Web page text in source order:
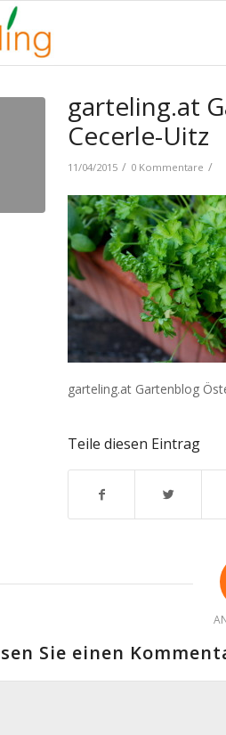
garteling.at
Cecerle-Uitz
11/04/2015 / 0 Kommentare /
garteling.at Gartenblog
Teile diesen Eintrag
Sie einen